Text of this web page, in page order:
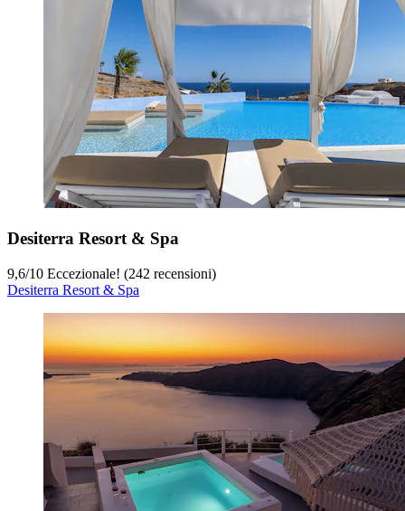
Desiterra Resort & Spa
9,6/10 Eccezionale! (242 recensioni)
Desiterra Resort & Spa